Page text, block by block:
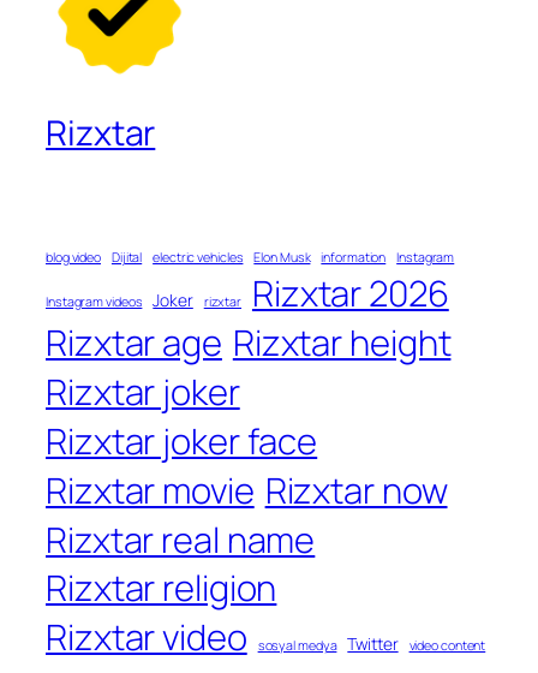
Rizxtar
blog video Dijital electric vehicles Elon Musk information Instagram
Instagram videos Joker rizxtar
Rizxtar 2026
Rizxtar age Rizxtar height
Rizxtar joker
Rizxtar joker face
Rizxtar movie Rizxtar now
Rizxtar real name
Rizxtar religion
Rizxtar video
sosyal medya Twitter video content